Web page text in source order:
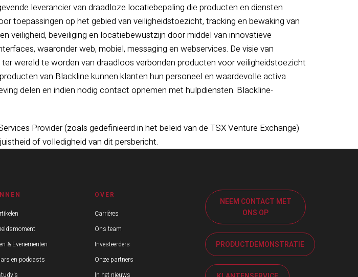
leverancier van draadloze locatiebepaling die producten en diensten
toepassingen op het gebied van veiligheidstoezicht, tracking en bewaking van
veiligheid, beveiliging en locatiebewustzijn door middel van innovatieve
waaronder web, mobiel, messaging en webservices. De visie van
wereld te worden van draadloos verbonden producten voor veiligheidstoezicht
van Blackline kunnen klanten hun personeel en waardevolle activa
delen en indien nodig contact opnemen met hulpdiensten. Blackline-
Provider (zoals gedefinieerd in het beleid van de TSX Venture Exchange)
of volledigheid van dit persbericht.
& Evenementen
en podcasts
OVER
Carrières
Ons team
Investeerders
Onze partners
In het nieuws
NEEM CONTACT MET
ONS OP
PRODUCTDEMONSTRATIE